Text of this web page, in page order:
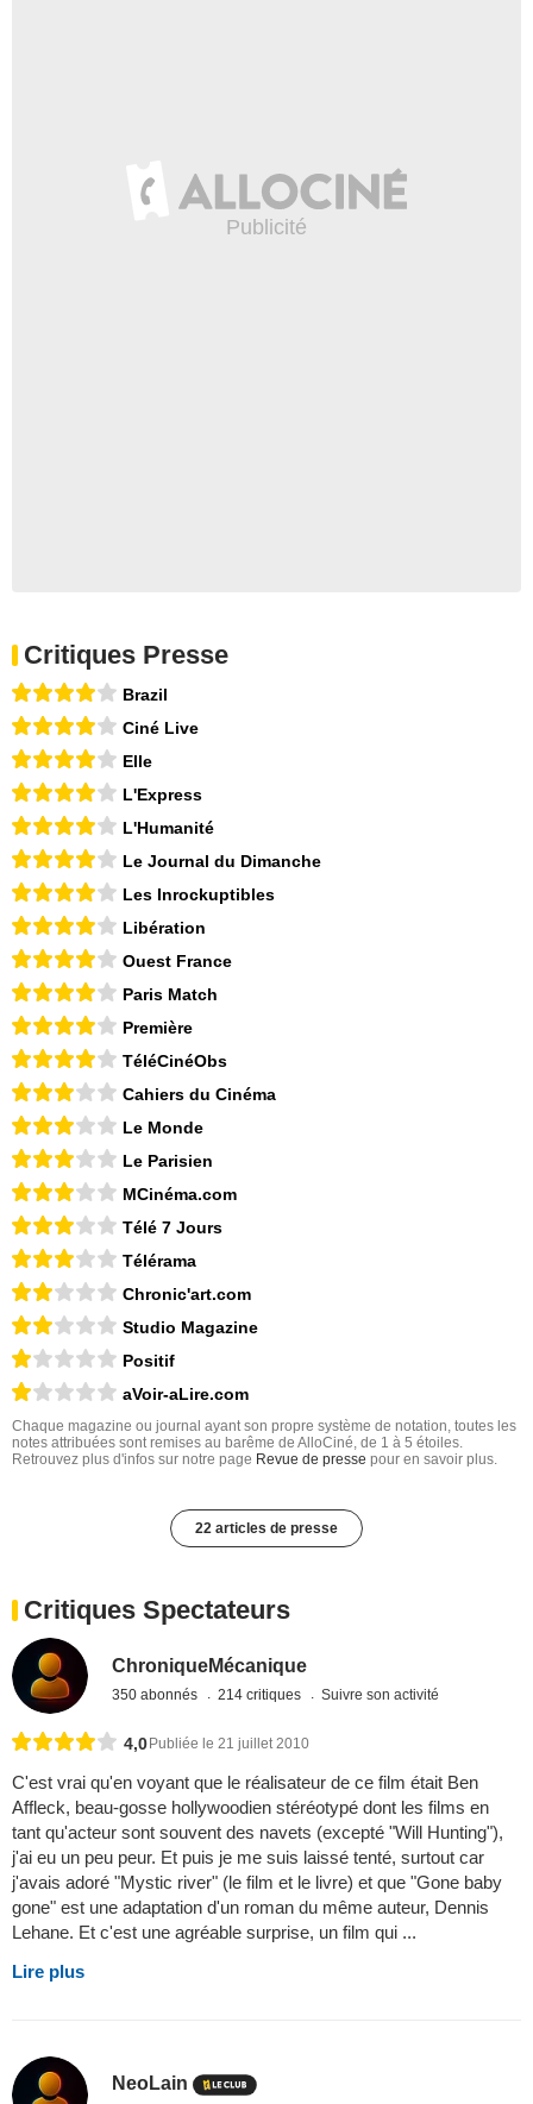
Critiques Presse
Brazil
Ciné Live
Elle
L'Express
L'Humanité
Le Journal du Dimanche
Les Inrockuptibles
Libération
Ouest France
Paris Match
Première
TéléCinéObs
Cahiers du Cinéma
Le Monde
Le Parisien
MCinéma.com
Télé 7 Jours
Télérama
Chronic'art.com
Studio Magazine
Positif
aVoir-aLire.com
Chaque magazine ou journal ayant son propre système de notation, toutes les
notes attribuées sont remises au barême de AlloCiné, de 1 à 5 étoiles.
Retrouvez plus d'infos sur notre page Revue de presse pour en savoir plus.
22 articles de presse
Critiques Spectateurs
ChroniqueMécanique
350 abonnés 214 critiques Suivre son activité
4,0 Publiée le 21 juillet 2010
C'est vrai qu'en voyant que le réalisateur de ce film était Ben
Affleck, beau-gosse hollywoodien stéréotypé dont les films en
tant qu'acteur sont souvent des navets (excepté "Will Hunting"),
j'ai eu un peu peur. Et puis je me suis laissé tenté, surtout car
j'avais adoré "Mystic river" (le film et le livre) et que "Gone baby
gone" est une adaptation d'un roman du même auteur, Dennis
Lehane. Et c'est une agréable surprise, un film qui ...
Lire plus
NeoLain